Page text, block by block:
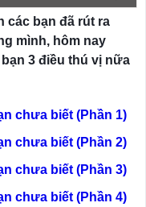
các bạn đã rút ra
mình, hôm nay
3 điều thú vị nữa
chưa biết (Phần 1)
chưa biết (Phần 2)
chưa biết (Phần 3)
chưa biết (Phần 4)